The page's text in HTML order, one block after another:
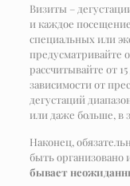
Визиты –
и каждое посещение
специальных или
предусматривайте
рассчитывайте от
зависимости от
дегустаций
или даже больше, в
Наконец,
быть организовано
бывает